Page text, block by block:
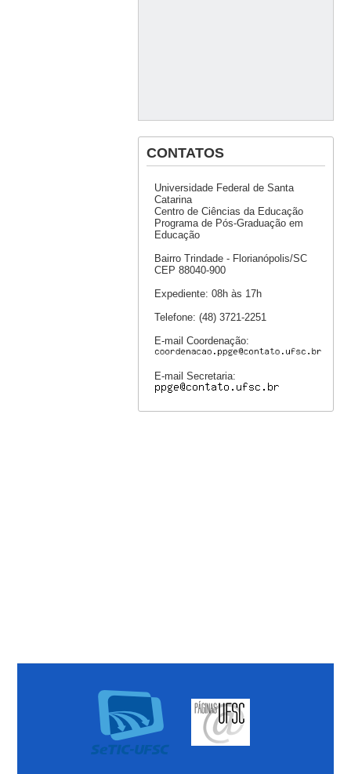
CONTATOS
Universidade Federal de Santa
Catarina
Centro de Ciências da Educação
Programa de Pós-Graduação em
Educação
Bairro Trindade - Florianópolis/SC
CEP 88040-900
Expediente: 08h às 17h
Telefone: (48) 3721-2251
E-mail Coordenação:
E-mail Secretaria: